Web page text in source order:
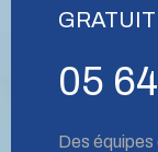
GRATUIT
05
Des équipes